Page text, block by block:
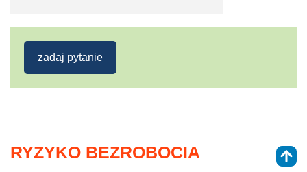
zadaj pytanie
RYZYKO BEZROBOCIA